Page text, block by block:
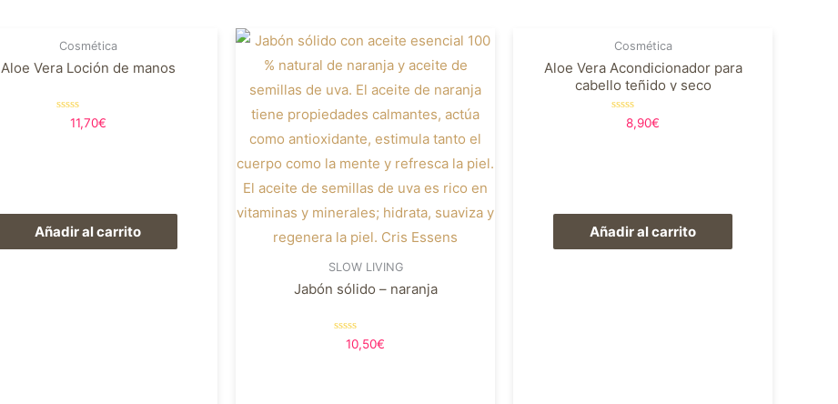
Cosmética
Aloe Vera Loción de manos
Valorado
11,70€
Añadir al carrito
SLOW LIVING
Jabón sólido – naranja
Valorado
10,50€
Cosmética
Aloe Vera Acondicionador para
cabello teñido y seco
Valorado
8,90€
Añadir al carrito